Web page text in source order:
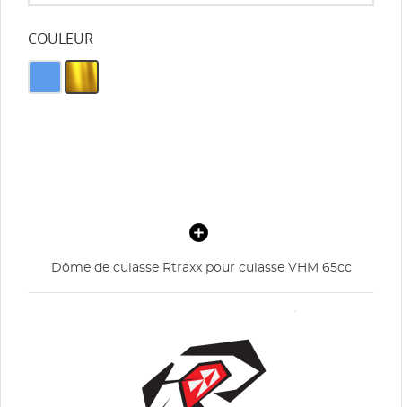
COULEUR
Dôme de culasse Rtraxx pour culasse VHM 65cc